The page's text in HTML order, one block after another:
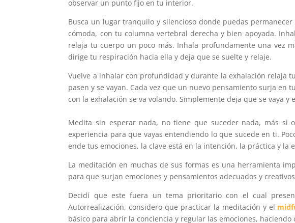
observar un punto fijo en tu interior.
Busca un lugar tranquilo y silencioso donde puedas
cómoda, con tu columna vertebral derecha y bien apoyada.
relaja tu cuerpo un poco más. Inhala profundamente una vez
dirige tu respiración hacia ella y deja que se suelte y relaje.
Vuelve a inhalar con profundidad y durante la exhalación relaja
pasen y se vayan. Cada vez que un nuevo pensamiento surja
con la exhalación se va volando. Simplemente deja que se vaya
Medita sin esperar nada, no tiene que suceder nada, más
experiencia para que vayas entendiendo lo que sucede en ti.
ende tus emociones, la clave está en la intención, la práctica y la
La meditación en muchas de sus formas es una herramienta
para que surjan emociones y pensamientos adecuados y
Decidí que este fuera un tema prioritario con el cual
Autorrealización, considero que practicar la meditación y el
básico para abrir la conciencia y regular las emociones,